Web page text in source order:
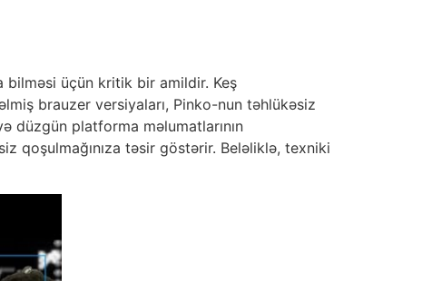
bilməsi üçün kritik bir amildir. Keş
brauzer versiyaları, Pinko-nun təhlükəsiz
düzgün platforma məlumatlarının
qoşulmağınıza təsir göstərir. Beləliklə, texniki